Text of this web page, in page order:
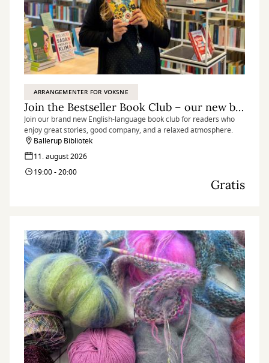
ARRANGEMENTER FOR VOKSNE
Join the Bestseller Book Club – our new book club in English
Join our brand new English-language book club for readers who
enjoy great stories, good company, and a relaxed atmosphere.
Ballerup Bibliotek
11. august 2026
19:00 - 20:00
Gratis